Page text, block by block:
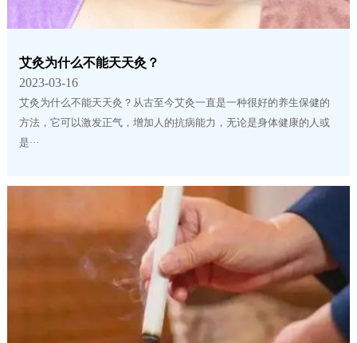
艾灸为什么不能天天灸？
2023-03-16
艾灸为什么不能天天灸？从古至今艾灸一直是一种很好的养生保健的
方法，它可以激发正气，增加人的抗病能力，无论是身体健康的人或
是···